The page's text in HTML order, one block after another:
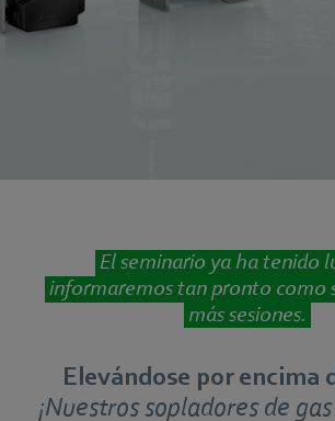
El seminario ya ha tenido
informaremos tan pronto como
más sesiones.
Elevándose por encima
¡Nuestros sopladores de